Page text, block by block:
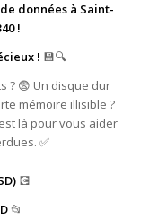
données à Saint-
!
! 💾🔍
? 😨 Un disque dur
mémoire illisible ?
là pour vous aider
✅
💽
📂